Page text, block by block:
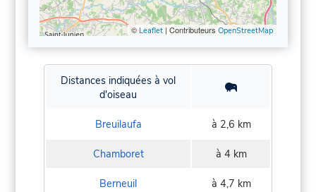
© Leaflet| Contributeurs OpenStreetMap
Distances indiquées à vol
d'oiseau
Breuilaufa à 2,6 km
Chamboret à 4 km
Berneuil à 4,7 km